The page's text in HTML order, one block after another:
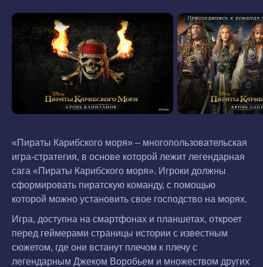
«Пираты Карибского моря» – многопользовательская
игра-стратегия, в основе которой лежит легендарная
сага «Пираты Карибского моря». Игроки должны
сформировать пиратскую команду, с помощью
которой можно установить свое господство на морях.
Игра, доступна на смартфонах и планшетах, откроет
перед геймерами страницы истории с известным
сюжетом, где они встанут плечом к плечу с
легендарным Джеком Воробьем и множеством других